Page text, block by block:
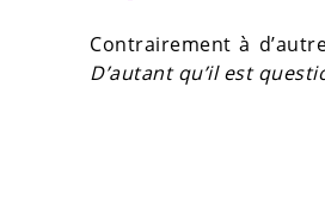
Contrairement à
D’autant qu’il est